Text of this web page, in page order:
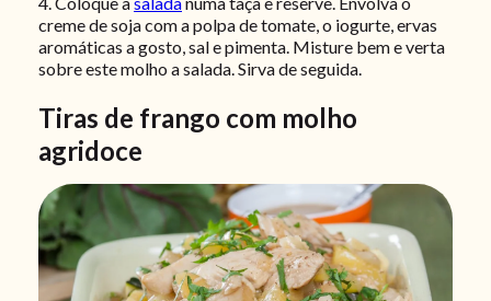
creme de soja com a polpa de tomate, o iogurte, ervas
aromáticas a gosto, sal e pimenta. Misture bem e verta
sobre este molho a salada. Sirva de seguida.
Tiras de frango com molho
agridoce